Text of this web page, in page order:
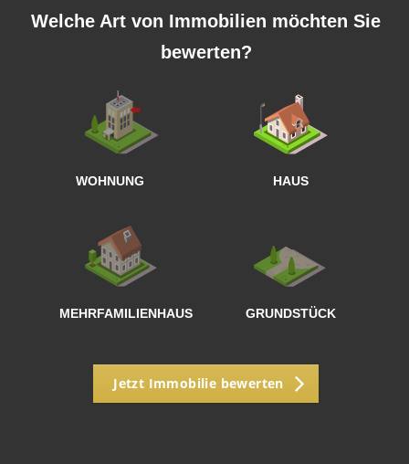
Welche Art von Immobilien möchten Sie
bewerten?
WOHNUNG HAUS
MEHRFAMILIENHAUS GRUNDSTÜCK
Jetzt Immobilie bewerten